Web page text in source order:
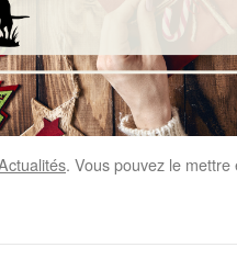
. Vous pouvez le